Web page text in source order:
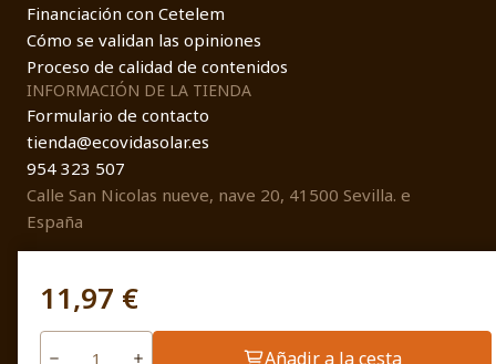
11,97 €
Añadir a la cesta
Financiación con Cetelem
Cómo se validan las opiniones
Proceso de calidad de contenidos
INFORMACIÓN DE LA TIENDA
Formulario de contacto
tienda@ecovidasolar.es
954 323 507
Calle San Nicolas nueve, nave 20, 41500 Sevilla. e
España
© EcovidaSolar 2026